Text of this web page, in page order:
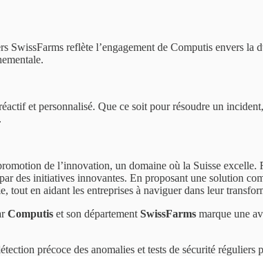
SwissFarms reflète l’engagement de Computis envers
et personnalisé. Que ce soit pour résoudre un
de l’innovation, un domaine où la Suisse
des initiatives innovantes. En proposant une solution
tout en aidant les entreprises à naviguer dans leur
Computis et son département SwissFarms marque une
précoce des anomalies et tests de sécurité